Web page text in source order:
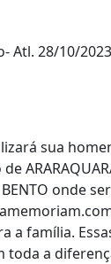
- Atl. 28/10/
sua
onde
família.
toda a